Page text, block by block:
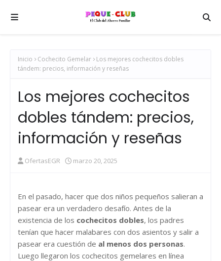
Inicio Cochecito Gemelar
Los mejores cochecitos dobles
tándem: precios, información y reseñas
Los mejores cochecitos
dobles tándem: precios,
información y reseñas
OfertasEGR marzo 20, 2025
En el pasado, hacer que dos niños pequeños salieran a
pasear era un verdadero desafío. Antes de la
existencia de los cochecitos dobles, los padres
tenían que hacer malabares con dos asientos y salir a
pasear era cuestión de al menos dos personas.
Luego llegaron los cochecitos gemelares en línea